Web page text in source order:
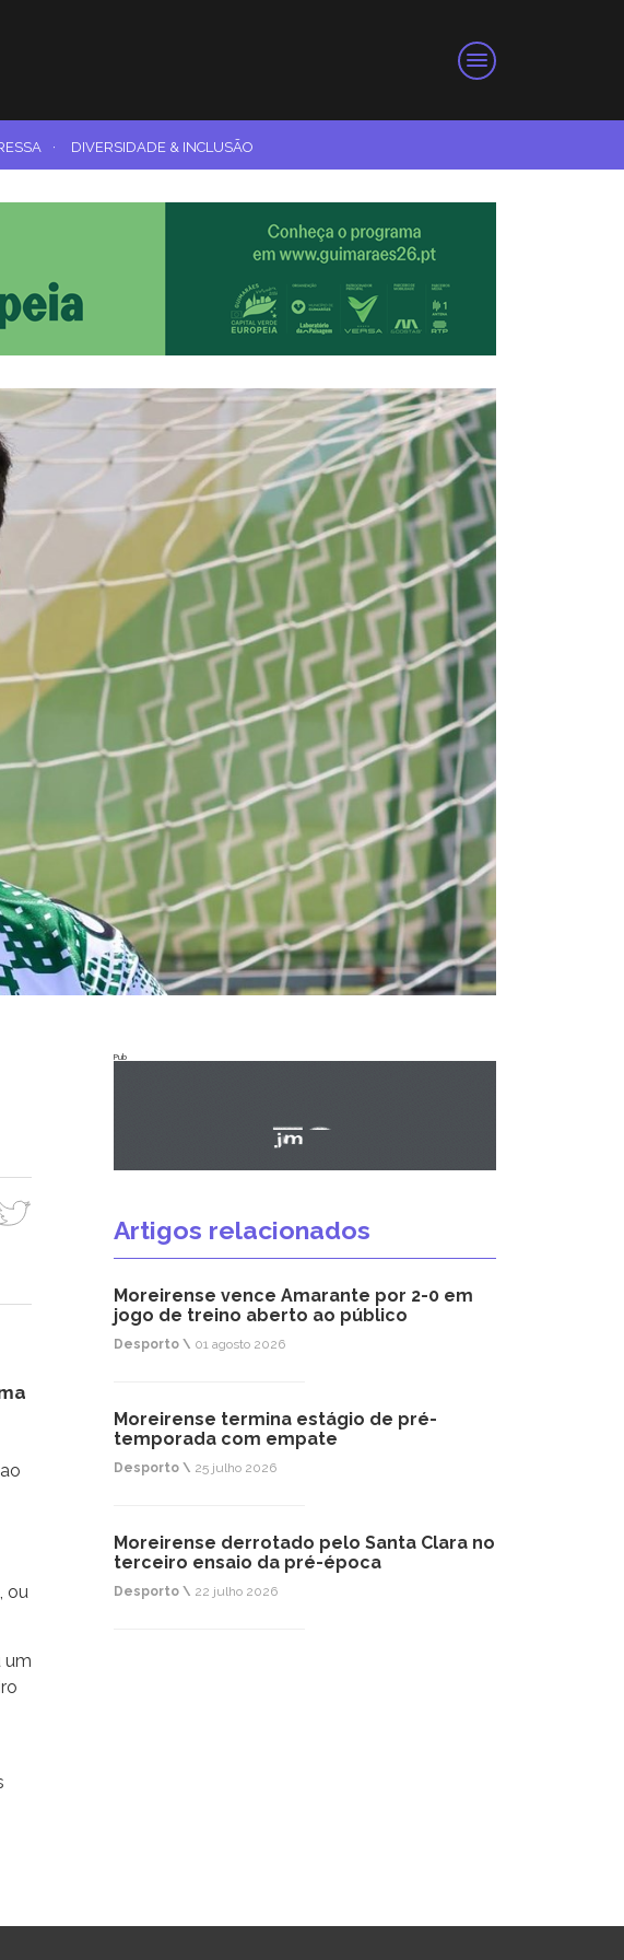
· DIVERSIDADE & INCLUSÃO
ou
um
Pub
Artigos relacionados
Moreirense vence Amarante por 2-0 em
jogo de treino aberto ao público
Desporto \ 01 agosto 2026
Moreirense termina estágio de pré-
temporada com empate
Desporto \ 25 julho 2026
Moreirense derrotado pelo Santa Clara no
terceiro ensaio da pré-época
Desporto \ 22 julho 2026